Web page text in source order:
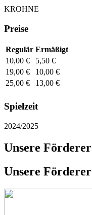
KROHNE
Preise
Regulär Ermäßigt
10,00 €
5,50 €
19,00 €
10,00 €
25,00 €
13,00 €
Spielzeit
2024/2025
Unsere Förderer
Unsere Förderer